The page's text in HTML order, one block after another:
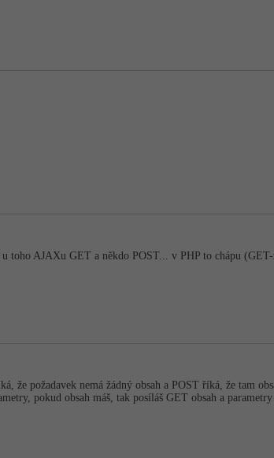
toho AJAXu GET a někdo POST... v PHP to chápu
že požadavek nemá žádný obsah a POST říká, že tam
pokud obsah máš, tak posíláš GET obsah a